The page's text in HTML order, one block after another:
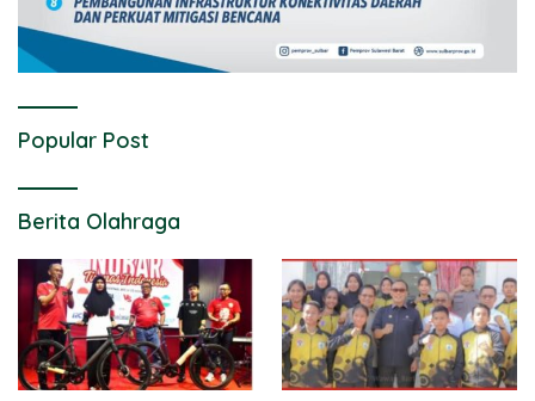
Popular Post
Berita Olahraga